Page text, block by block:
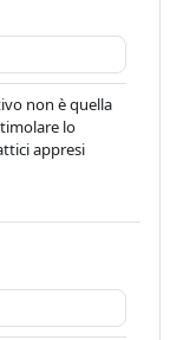
non è quella
lo
appresi
Interattivo